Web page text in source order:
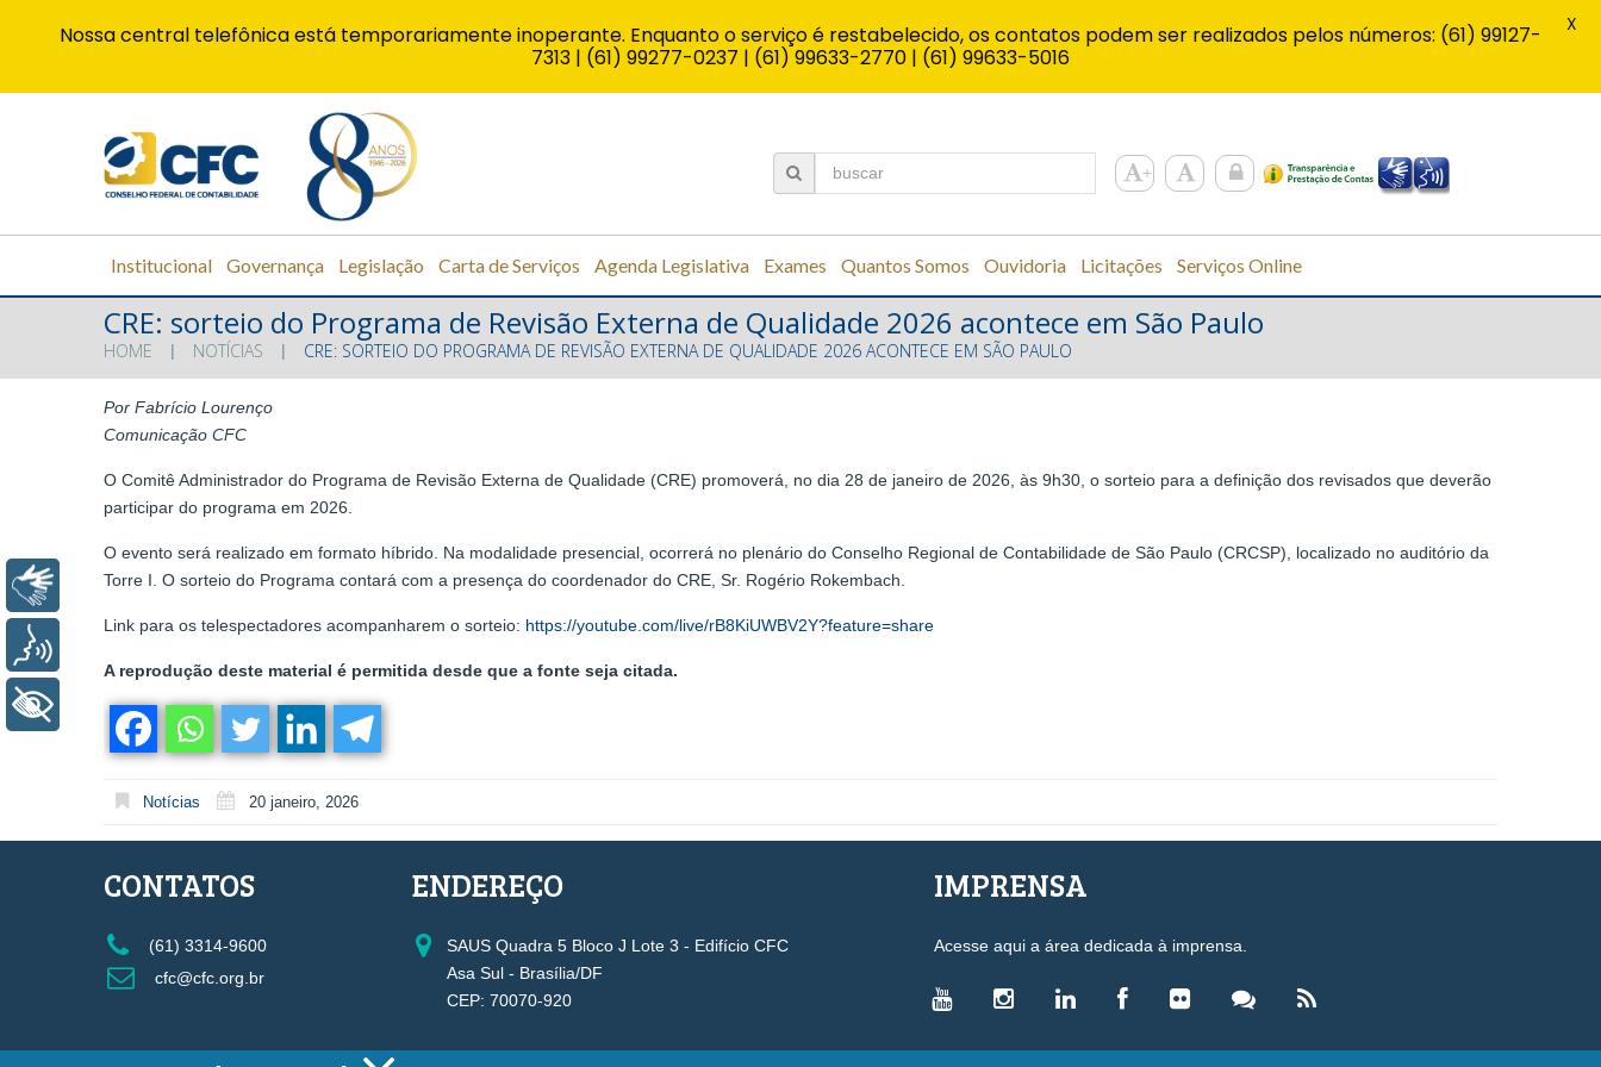
Institucional Governança Legislação Carta de Serviços Agenda Legislativa Exames Quantos Somos Ouvidoria Licitações Serviços Online
CRE: sorteio do Programa de Revisão Externa de Qualidade 2026 acontece em São Paulo
HOME NOTÍCIAS CRE: SORTEIO DO PROGRAMA DE REVISÃO EXTERNA DE QUALIDADE 2026 ACONTECE EM SÃO PAULO
Por Fabrício Lourenço
Comunicação CFC
O Comitê Administrador do Programa de Revisão Externa de Qualidade (CRE) promoverá, no dia 28 de janeiro de 2026, às 9h30, o sorteio para a definição dos revisados que deverão
participar do programa em 2026.
O evento será realizado em formato híbrido. Na modalidade presencial, ocorrerá no plenário do Conselho Regional de Contabilidade de São Paulo (CRCSP), localizado no auditório da
Torre I. O sorteio do Programa contará com a presença do coordenador do CRE, Sr. Rogério Rokembach.
Link para os telespectadores acompanharem o sorteio: https://youtube.com/live/rB8KiUWBV2Y?feature=share
A reprodução deste material é permitida desde que a fonte seja citada.
Notícias 20 janeiro, 2026
CONTATOS
(61) 3314-9600
cfc@cfc.org.br
ENDEREÇO
SAUS Quadra 5 Bloco J Lote 3 - Edifício CFC
Asa Sul - Brasília/DF
CEP: 70070-920
IMPRENSA
Acesse aqui a área dedicada à imprensa.
Nossa central telefônica está temporariamente inoperante. Enquanto o serviço é restabelecido, os contatos podem ser realizados pelos números: (61) 99127-
7313 | (61) 99277-0237 | (61) 99633-2770 | (61) 99633-5016
X
Libras
+ Acessibilidade